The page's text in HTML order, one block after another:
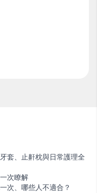
套、止鼾枕與日常護理全
次瞭解
次、哪些人不適合？